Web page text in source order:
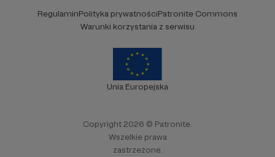
RegulaminPolityka prywatnościPatronite Commons
Warunki korzystania z serwisu
Unia Europejska
Copyright 2026 © Patronite.
Wszelkie prawa
zastrzeżone.